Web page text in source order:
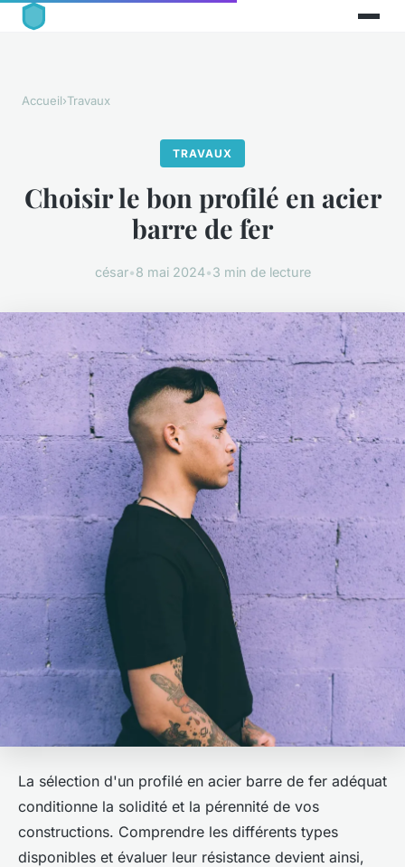
Accueil›Travaux
TRAVAUX
Choisir le bon profilé en acier
barre de fer
césar•8 mai 2024•3 min de lecture
La sélection d'un profilé en acier barre de fer adéquat
conditionne la solidité et la pérennité de vos
constructions. Comprendre les différents types
disponibles et évaluer leur résistance devient ainsi,